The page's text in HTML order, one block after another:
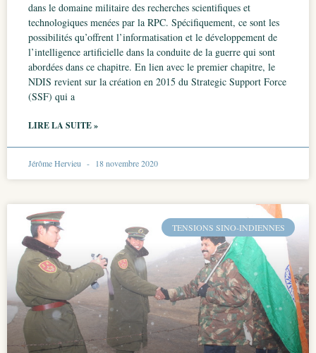
dans le domaine militaire des recherches scientifiques et
technologiques menées par la RPC. Spécifiquement, ce sont les
possibilités qu’offrent l’informatisation et le développement de
l’intelligence artificielle dans la conduite de la guerre qui sont
abordées dans ce chapitre. En lien avec le premier chapitre, le
NDIS revient sur la création en 2015 du Strategic Support Force
(SSF) qui a
LIRE LA SUITE »
Jérôme Hervieu 18 novembre 2020
TENSIONS SINO-INDIENNES